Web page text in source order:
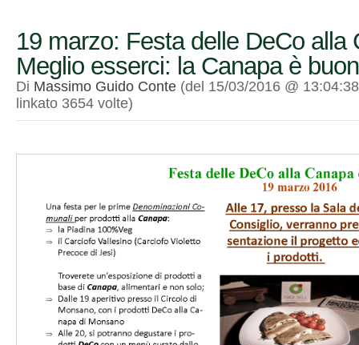
19 marzo: Festa delle DeCo alla
Meglio esserci: la Canapa è
Di Massimo Guido Conte (del 15/03/2016 @
linkato 3654 volte)